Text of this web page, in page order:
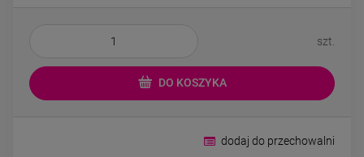
szt.
DO KOSZYKA
dodaj do przechowalni